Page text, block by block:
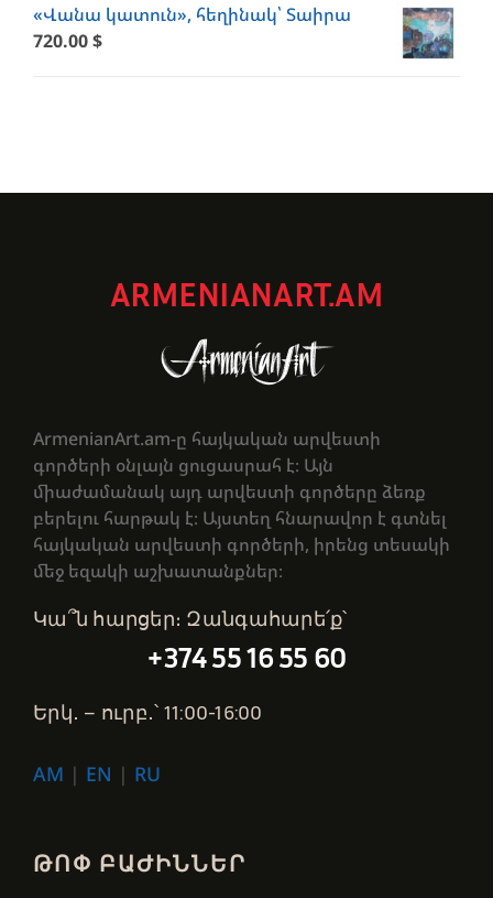
«Վանա կատուն», հեղինակ՝ Տաիրա
720.00$
ARMENIANART.AM
ArmenianArt.am-ը հայկական արվեստի
գործերի օնլայն ցուցասրահ է։ Այն
միաժամանակ այդ արվեստի գործերը ձեռք
բերելու հարթակ է։ Այստեղ հնարավոր է գտնել
հայկական արվեստի գործերի, իրենց տեսակի
մեջ եզակի աշխատանքներ։
Կա՞ն հարցեր։ Զանգահարե՛ք՝
+374 55 16 55 60
Երկ․ – ուրբ․՝ 11:00-16:00
AM | EN | RU
ԹՈՓ ԲԱԺԻՆՆԵՐ